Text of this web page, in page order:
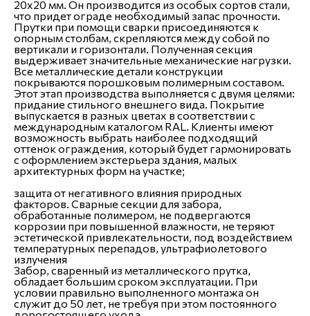
20х20 мм. Он производится из особых сортов стали,
что придет ограде необходимый запас прочности.
Прутки при помощи сварки присоединяются к
опорным столбам, скрепляются между собой по
вертикали и горизонтали. Полученная секция
выдерживает значительные механические нагрузки.
Все металлические детали конструкции
покрываются порошковым полимерным составом.
Этот этап производства выполняется с двумя целями:
придание стильного внешнего вида. Покрытие
выпускается в разных цветах в соответствии с
международным каталогом RAL. Клиенты имеют
возможность выбрать наиболее подходящий
оттенок ограждения, который будет гармонировать
с оформлением экстерьера здания, малых
архитектурных форм на участке;
защита от негативного влияния природных
факторов. Сварные секции для забора,
обработанные полимером, не подвергаются
коррозии при повышенной влажности, не теряют
эстетической привлекательности, под воздействием
температурных перепадов, ультрафиолетового
излучения
Забор, сваренный из металлического прутка,
обладает большим сроком эксплуатации. При
условии правильно выполненного монтажа он
служит до 50 лет, не требуя при этом постоянного